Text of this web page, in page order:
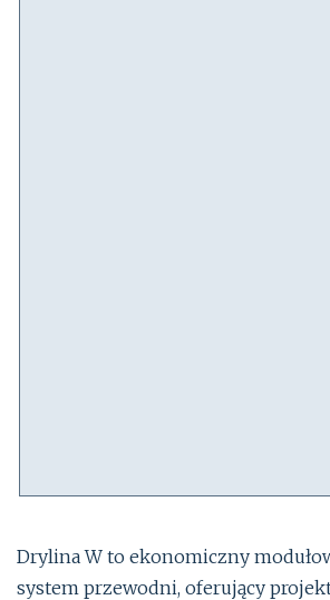
Drylina W to ekonomiczny
system przewodni, oferujący